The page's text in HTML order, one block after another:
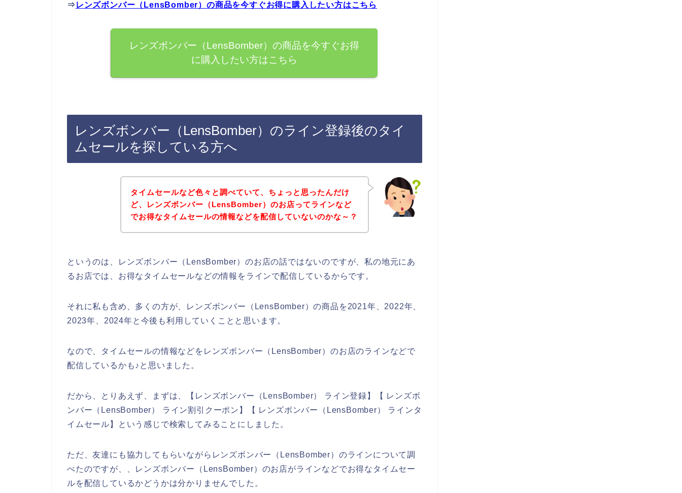
⇒ レンズボンバー（LensBomber）の商品を今すぐお得に購入したい方はこちら
レンズボンバー（LensBomber）の商品を今すぐお得
に購入したい方はこちら
レンズボンバー（LensBomber）のライン登録後のタイ
ムセールを探している方へ
タイムセールなど色々と調べていて、ちょっと思ったんだけ
ど、レンズボンバー（LensBomber）のお店ってラインなど
でお得なタイムセールの情報などを配信していないのかな～？
というのは、レンズボンバー（LensBomber）のお店の話ではないのですが、私の地元にあ
るお店では、お得なタイムセールなどの情報をラインで配信しているからです。
それに私も含め、多くの方が、レンズボンバー（LensBomber）の商品を2021年、2022年、
2023年、2024年と今後も利用していくことと思います。
なので、タイムセールの情報などをレンズボンバー（LensBomber）のお店のラインなどで
配信しているかも♪と思いました。
だから、とりあえず、まずは、【レンズボンバー（LensBomber） ライン登録】【 レンズボ
ンバー（LensBomber） ライン割引クーポン】【 レンズボンバー（LensBomber） ラインタ
イムセール】という感じで検索してみることにしました。
ただ、友達にも協力してもらいながらレンズボンバー（LensBomber）のラインについて調
べたのですが、、レンズボンバー（LensBomber）のお店がラインなどでお得なタイムセー
ルを配信しているかどうかは分かりませんでした。